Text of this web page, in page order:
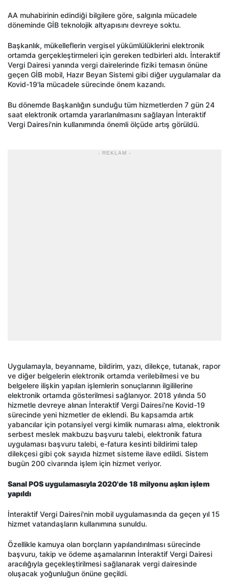
AA muhabirinin edindiği bilgilere göre, salgınla mücadele
döneminde GİB teknolojik altyapısını devreye soktu.
Başkanlık, mükelleflerin vergisel yükümlülüklerini elektronik
ortamda gerçekleştirmeleri için gereken tedbirleri aldı. İnteraktif
Vergi Dairesi yanında vergi dairelerinde fiziki temasın önüne
geçen GİB mobil, Hazır Beyan Sistemi gibi diğer uygulamalar da
Kovid-19'la mücadele sürecinde önem kazandı.
Bu dönemde Başkanlığın sunduğu tüm hizmetlerden 7 gün 24
saat elektronik ortamda yararlanılmasını sağlayan İnteraktif
Vergi Dairesi'nin kullanımında önemli ölçüde artış görüldü.
- REKLAM -
Uygulamayla, beyanname, bildirim, yazı, dilekçe, tutanak, rapor
ve diğer belgelerin elektronik ortamda verilebilmesi ve bu
belgelere ilişkin yapılan işlemlerin sonuçlarının ilgililerine
elektronik ortamda gösterilmesi sağlanıyor. 2018 yılında 50
hizmetle devreye alınan İnteraktif Vergi Dairesi'ne Kovid-19
sürecinde yeni hizmetler de eklendi. Bu kapsamda artık
yabancılar için potansiyel vergi kimlik numarası alma, elektronik
serbest meslek makbuzu başvuru talebi, elektronik fatura
uygulaması başvuru talebi, e-fatura kesinti bildirimi talep
dilekçesi gibi çok sayıda hizmet sisteme ilave edildi. Sistem
bugün 200 civarında işlem için hizmet veriyor.
Sanal POS uygulamasıyla 2020'de 18 milyonu aşkın işlem
yapıldı
İnteraktif Vergi Dairesi'nin mobil uygulamasında da geçen yıl 15
hizmet vatandaşların kullanımına sunuldu.
Özellikle kamuya olan borçların yapılandırılması sürecinde
başvuru, takip ve ödeme aşamalarının İnteraktif Vergi Dairesi
aracılığıyla geçekleştirilmesi sağlanarak vergi dairesinde
oluşacak yoğunluğun önüne geçildi.